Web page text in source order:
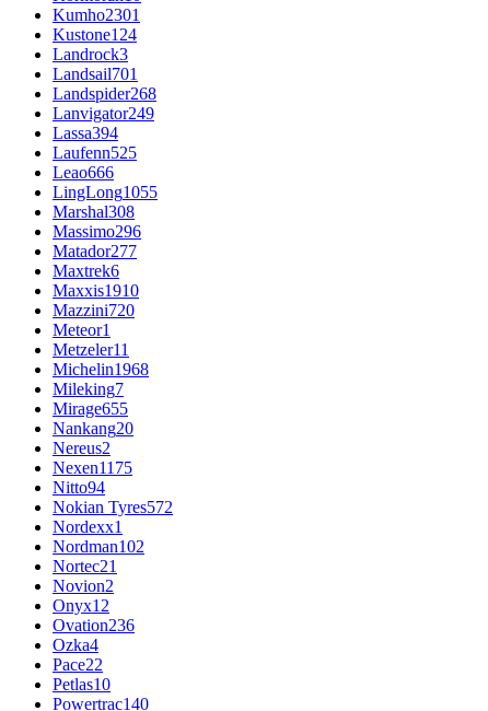
Kumho2301
Kustone124
Landrock3
Landsail701
Landspider268
Lanvigator249
Lassa394
Laufenn525
Leao666
LingLong1055
Marshal308
Massimo296
Matador277
Maxtrek6
Maxxis1910
Mazzini720
Meteor1
Metzeler11
Michelin1968
Mileking7
Mirage655
Nankang20
Nereus2
Nexen1175
Nitto94
Nokian Tyres572
Nordexx1
Nordman102
Nortec21
Novion2
Onyx12
Ovation236
Ozka4
Pace22
Petlas10
Powertrac140